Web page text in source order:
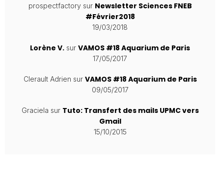
prospectfactorysur Newsletter Sciences FNEB
#Février2018
19/03/2018
Lorène V. sur VAMOS #18 Aquarium de Paris
17/05/2017
Clerault Adrien sur VAMOS #18 Aquarium de Paris
09/05/2017
Graciela sur Tuto: Transfert des mails UPMC vers
Gmail
15/10/2015